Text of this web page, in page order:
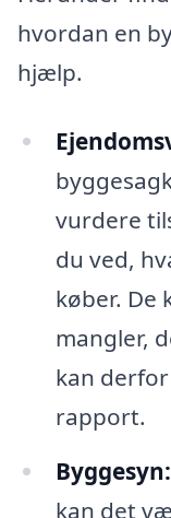
hvordan en
hjælp.
vurdere
du ved,
køber. De
mangler,
kan
rapport.
Byggesyn:
kan det